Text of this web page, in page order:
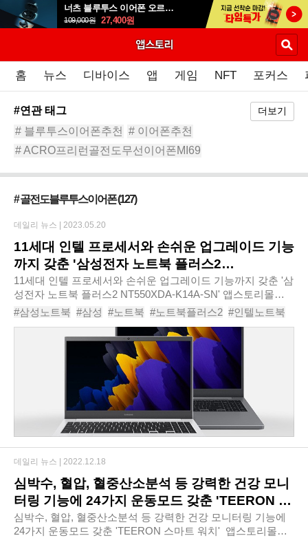
너츠 블루투스 이어폰 오르골 T90
109,000원 27,400원
홈 뉴스 디바이스 앱 게임 NFT 포커스
#연관 태그 더보기
# 블루투스이어폰추천
# 이어폰추천
# ACRO프리런골전도무선이어폰MI69
# 골전도블루투스이어폰(127)
11세대 인텔 프로세서와 손쉬운 업그레이드 기능
까지 갖춘 '삼성전자 노트북 플러스2
NT550XDA-K14A-SN'
11세대 인텔 프로세서와 손쉬운 업그레이드 기능까지 갖춘 '삼
성전자 노트북 플러스2 NT550XDA-K14A-SN' 앱스토리몰은
11세대 인텔 프로세서와 간편한 업그레이드 기능까지 갖춘 ‘삼
성전자 노트북 플러스2 NT550XDA-K14A-S..
#삼성노트북 #삼성 #노트북 #노트북플러스2 #인텔노트북
#삼성전자노트북플러스2NT550XDA-K14A-SN #
데일리 뉴스 | 2023.05.20
심박수, 혈압, 혈중산소분석 등 강력한 건강 모니
터링 기능에 24가지 운동모드 갖춘 'TEERON 스
마트 워치'
심박수, 혈압, 혈중산소분석 등 강력한 건강 모니터링 기능에
24가지 운동모드 갖춘 'TEERON 스마트 워치' ​ 앱스토리몰은
데일리 뉴스 | 2022.12.18